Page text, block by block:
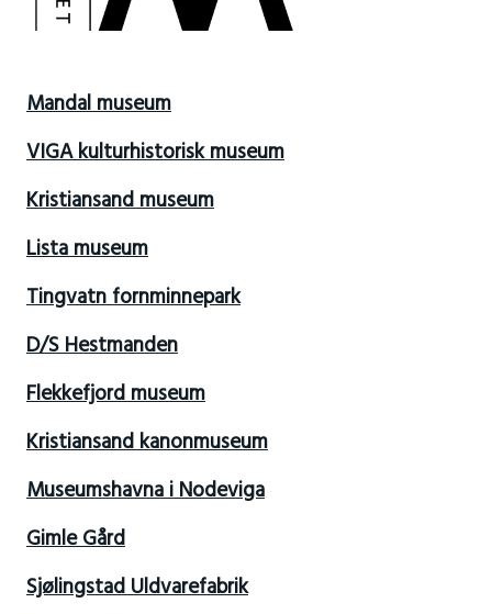
Mandal museum
VIGA kulturhistorisk museum
Kristiansand museum
Lista museum
Tingvatn fornminnepark
D/S Hestmanden
Flekkefjord museum
Kristiansand kanonmuseum
Museumshavna i Nodeviga
Gimle Gård
Sjølingstad Uldvarefabrik